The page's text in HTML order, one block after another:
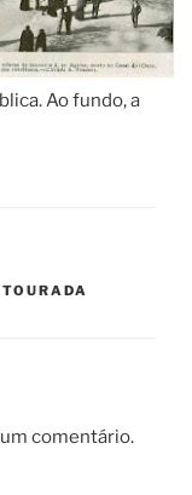
Ao fundo, a
TOURADA
comentário.